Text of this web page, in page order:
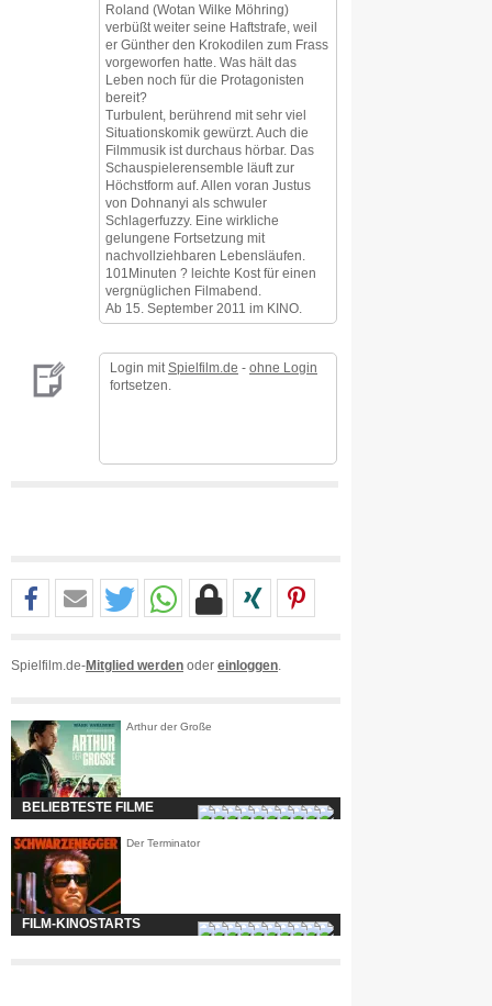
Roland (Wotan Wilke Möhring)
verbüßt weiter seine Haftstrafe, weil
er Günther den Krokodilen zum Frass
vorgeworfen hatte. Was hält das
Leben noch für die Protagonisten
bereit?
Turbulent, berührend mit sehr viel
Situationskomik gewürzt. Auch die
Filmmusik ist durchaus hörbar. Das
Schauspielerensemble läuft zur
Höchstform auf. Allen voran Justus
von Dohnanyi als schwuler
Schlagerfuzzy. Eine wirkliche
gelungene Fortsetzung mit
nachvollziehbaren Lebensläufen.
101Minuten ? leichte Kost für einen
vergnüglichen Filmabend.
Ab 15. September 2011 im KINO.
Login mit Spielfilm.de - ohne Login
fortsetzen.
Spielfilm.de-Mitglied werden oder einloggen
Arthur der Große
BELIEBTESTE FILME
Der Terminator
FILM-KINOSTARTS